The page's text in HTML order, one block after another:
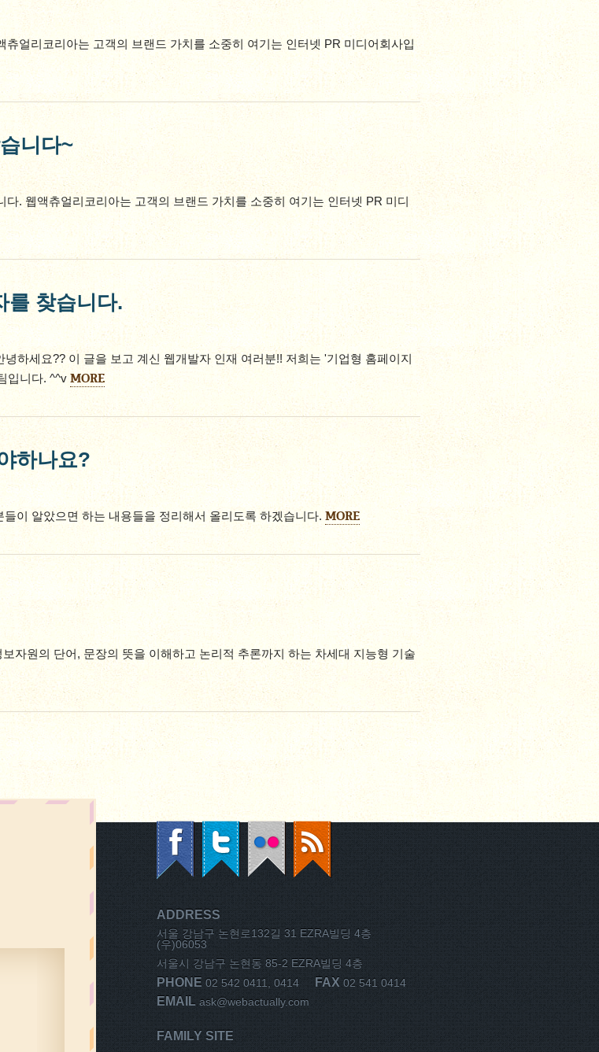
얼리코리아는 고객의 브랜드 가치를 소중히 여기는 인터넷 PR 미디어회사입
니다~
. 웹액츄얼리코리아는 고객의 브랜드 가치를 소중히 여기는 인터넷 PR 미디
를 찾습니다.
하세요?? 이 글을 보고 계신 웹개발자 인재 여러분!! 저희는 '기업형 홈페이지
입니다. ^^v MORE
하나요?
이 알았으면 하는 내용들을 정리해서 올리도록 하겠습니다. MORE
자원의 단어, 문장의 뜻을 이해하고 논리적 추론까지 하는 차세대 지능형 기술
ADDRESS
서울 강남구 논현로132길 31 EZRA빌딩 4층
(우)06053
서울시 강남구 논현동 85-2 EZRA빌딩 4층
PHONE 02 542 0411, 0414 FAX 02 541 0414
EMAIL ask@webactually.com
FAMILY SITE